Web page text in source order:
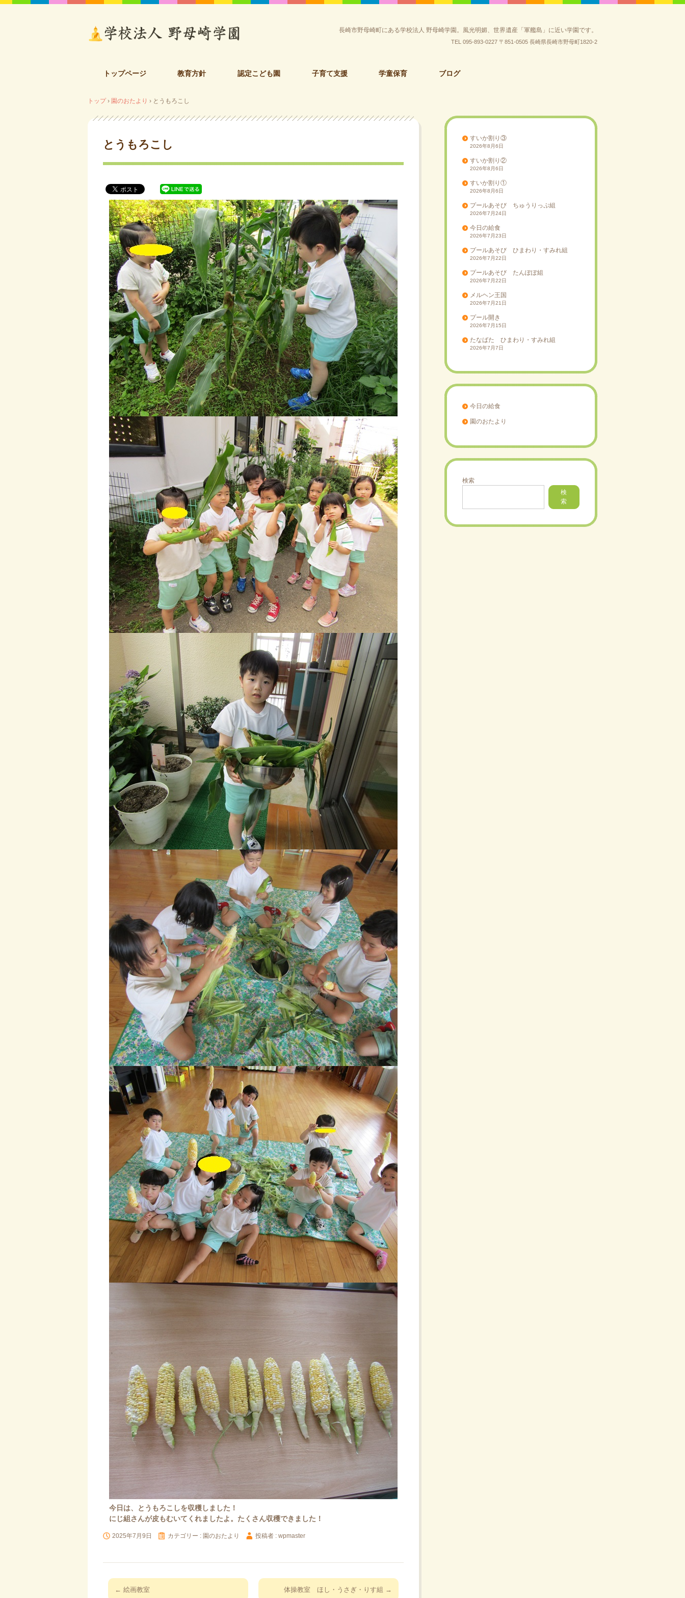
長崎市野母崎町にある学校法人 野母崎学園。風光明媚、世界遺産「軍艦島」に近い学園です。
TEL 095-893-0227 〒851-0505 長崎県長崎市野母町1820-2
トップページ 教育方針 認定こども園 子育て支援 学童保育 ブログ
トップ › 園のおたより › とうもろこし
とうもろこし
今日は、とうもろこしを収穫しました！
にじ組さんが皮もむいてくれましたよ。たくさん収穫できました！
2025年7月9日 カテゴリー : 園のおたより 投稿者 : wpmaster
投
← 絵画教室 体操教室 ほし・うさぎ・りす組 →
すいか割り③
2026年8月6日
すいか割り②
2026年8月6日
すいか割り①
2026年8月6日
プールあそび ちゅうりっぷ組
2026年7月24日
今日の給食
2026年7月23日
プールあそび ひまわり・すみれ組
2026年7月22日
プールあそび たんぽぽ組
2026年7月22日
メルヘン王国
2026年7月21日
プール開き
2026年7月15日
たなばた ひまわり・すみれ組
2026年7月7日
今日の給食
園のおたより
検索
検
索